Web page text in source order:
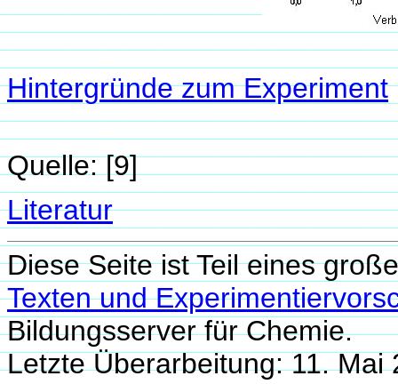
Hintergründe zum Experiment
Quelle: [9]
Literatur
Diese Seite ist Teil eines
Texten und
Bildungsserver für Chemie.
Letzte Überarbeitung: 11.